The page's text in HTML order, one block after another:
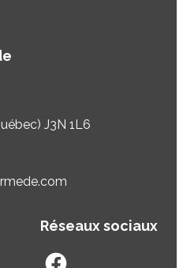
J3N 1L6
Réseaux sociaux